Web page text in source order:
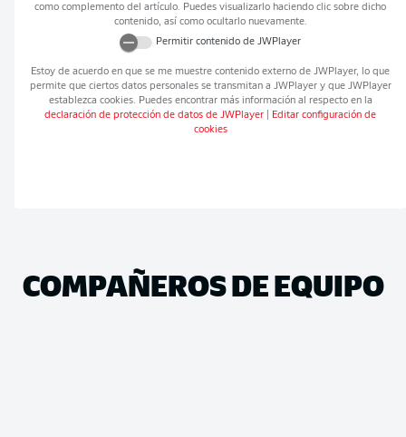
como complemento del artículo. Puedes visualizarlo haciendo clic sobre dicho
contenido, así como ocultarlo nuevamente.
Permitir contenido de JWPlayer
Estoy de acuerdo en que se me muestre contenido externo de JWPlayer, lo que
permite que ciertos datos personales se transmitan a JWPlayery que JWPlayer
establezca cookies. Puedes encontrar más información al respecto en la
declaración de protección de datos de JWPlayer
Editar configuración de
cookies
COMPAÑEROS DE EQUIPO